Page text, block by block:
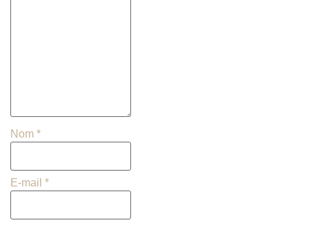
Nom *
E-mail *